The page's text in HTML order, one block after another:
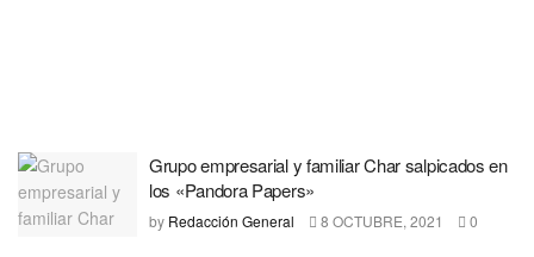
Grupo empresarial y familiar Char salpicados en
los «Pandora Papers»
by Redacción General 8 OCTUBRE, 2021 0